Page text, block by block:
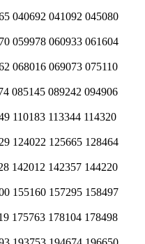
040692 041092 045080
059978 060933 061604
068016 069073 075110
085145 089242 094906
110183 113344 114320
124022 125665 128464
142012 142357 144220
155160 157295 158497
175763 178104 178498